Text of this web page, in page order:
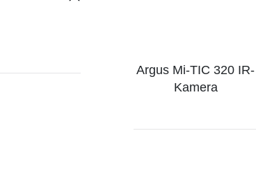
Argus Mi-TIC 320 IR-
Kamera